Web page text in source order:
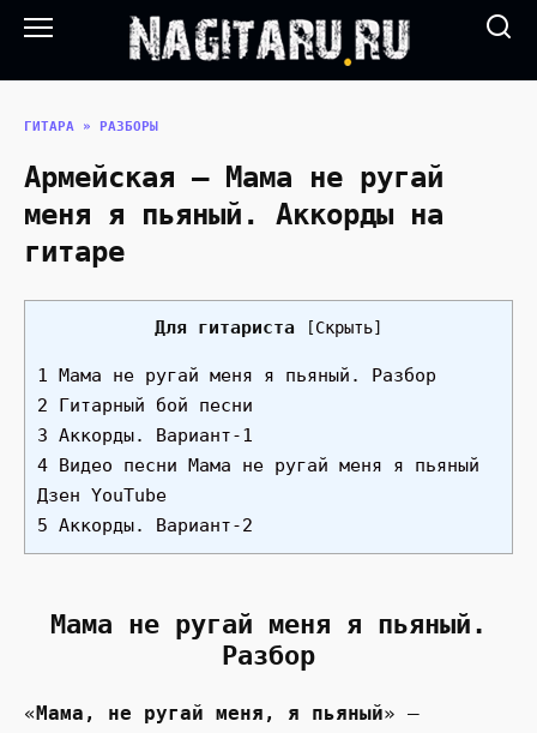
Перейти
ГИТАРА » РАЗБОРЫ
Армейская — Мама не ругай
меня я пьяный. Аккорды на
гитаре
Для гитариста [Скрыть]
1 Мама не ругай меня я пьяный. Разбор
2 Гитарный бой песни
3 Аккорды. Вариант-1
4 Видео песни Мама не ругай меня я пьяный
Дзен YouTube
5 Аккорды. Вариант-2
Мама не ругай меня я пьяный.
Разбор
«Мама, не ругай меня, я пьяный» —